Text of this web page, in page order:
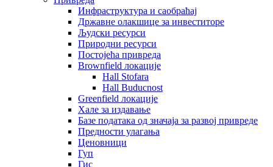
Инфраструктура и саобраћај
Државне олакшице за инвеститоре
Људски ресурси
Природни ресурси
Постојећа привреда
Brownfield локације
Hall Stofara
Hall Buducnost
Greenfield локације
Хале за издавање
Базе података од значаја за развој привреде
Предности улагања
Ценовници
Гуп
Гис